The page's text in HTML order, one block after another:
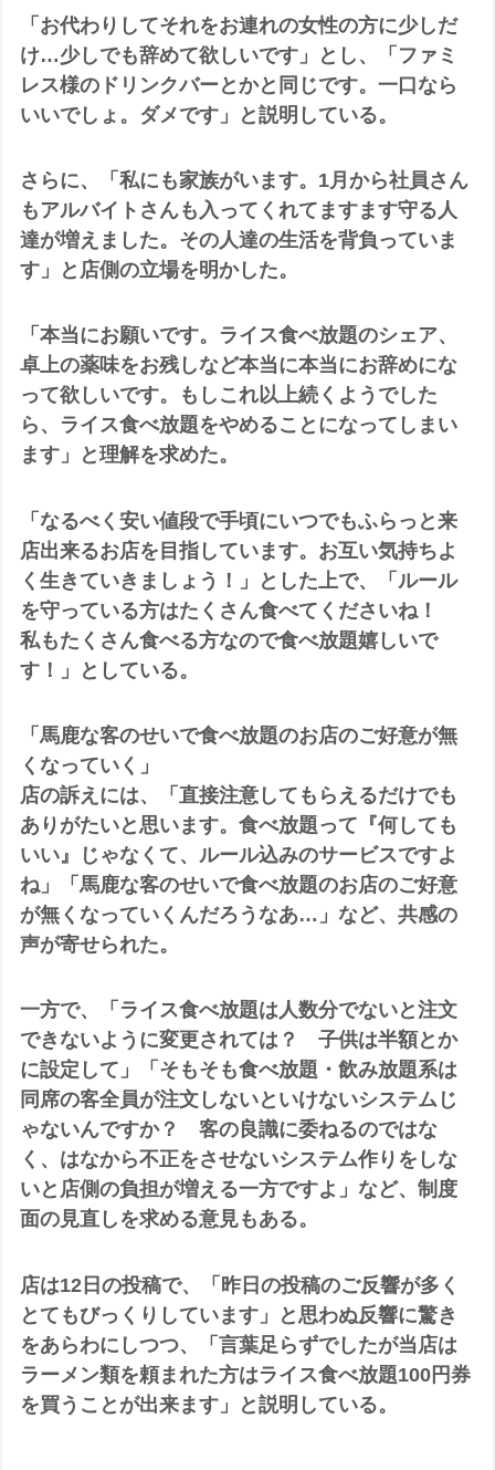
「お代わりしてそれをお連れの女性の方に少しだ
け…少しでも辞めて欲しいです」とし、「ファミ
レス様のドリンクバーとかと同じです。一口なら
いいでしょ。ダメです」と説明している。
さらに、「私にも家族がいます。1月から社員さん
もアルバイトさんも入ってくれてますます守る人
達が増えました。その人達の生活を背負っていま
す」と店側の立場を明かした。
「本当にお願いです。ライス食べ放題のシェア、
卓上の薬味をお残しなど本当に本当にお辞めにな
って欲しいです。もしこれ以上続くようでした
ら、ライス食べ放題をやめることになってしまい
ます」と理解を求めた。
「なるべく安い値段で手頃にいつでもふらっと来
店出来るお店を目指しています。お互い気持ちよ
く生きていきましょう！」とした上で、「ルール
を守っている方はたくさん食べてくださいね！
私もたくさん食べる方なので食べ放題嬉しいで
す！」としている。
「馬鹿な客のせいで食べ放題のお店のご好意が無
くなっていく」
店の訴えには、「直接注意してもらえるだけでも
ありがたいと思います。食べ放題って『何しても
いい』じゃなくて、ルール込みのサービスですよ
ね」「馬鹿な客のせいで食べ放題のお店のご好意
が無くなっていくんだろうなあ…」など、共感の
声が寄せられた。
一方で、「ライス食べ放題は人数分でないと注文
できないように変更されては？ 子供は半額とか
に設定して」「そもそも食べ放題・飲み放題系は
同席の客全員が注文しないといけないシステムじ
ゃないんですか？ 客の良識に委ねるのではな
く、はなから不正をさせないシステム作りをしな
いと店側の負担が増える一方ですよ」など、制度
面の見直しを求める意見もある。
店は12日の投稿で、「昨日の投稿のご反響が多く
とてもびっくりしています」と思わぬ反響に驚き
をあらわにしつつ、「言葉足らずでしたが当店は
ラーメン類を頼まれた方はライス食べ放題100円券
を買うことが出来ます」と説明している。